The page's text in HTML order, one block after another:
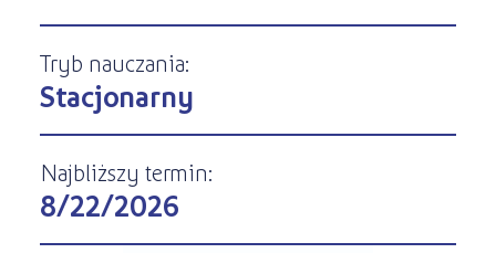
Kursy stacjonarne
s STREFA SŁUCHACZA
Tryb nauczania:
Stacjonarny
Najbliższy termin:
8/22/2026